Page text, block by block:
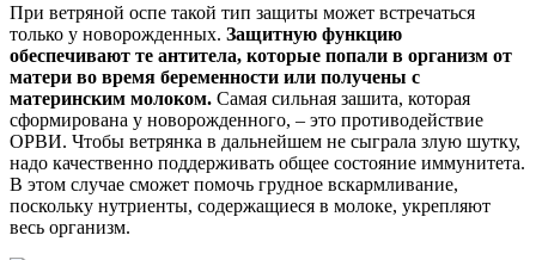
При ветряной оспе такой тип защиты может встречаться
только у новорожденных. Защитную функцию
обеспечивают те антитела, которые попали в организм от
матери во время беременности или получены с
материнским молоком. Самая сильная зашита, которая
сформирована у новорожденного, – это противодействие
ОРВИ. Чтобы ветрянка в дальнейшем не сыграла злую шутку,
надо качественно поддерживать общее состояние иммунитета.
В этом случае сможет помочь грудное вскармливание,
поскольку нутриенты, содержащиеся в молоке, укрепляют
весь организм.